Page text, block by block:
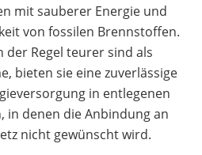
mit sauberer Energie und
von fossilen Brennstoffen.
der Regel teurer sind als
bieten sie eine zuverlässige
in entlegenen
in denen die Anbindung an
nicht gewünscht wird.